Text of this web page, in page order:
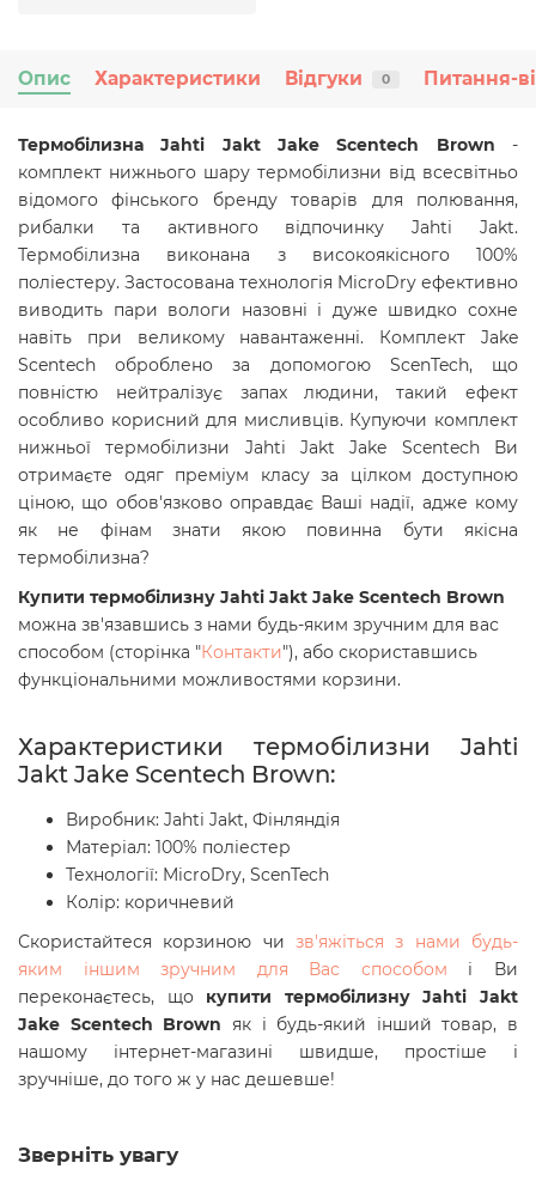
Опис Характеристики Відгуки 0 Питання-
Термобілизна Jahti Jakt Jake Scentech Brown -
комплект нижнього шару термобілизни від всесвітньо
відомого фінського бренду товарів для полювання,
рибалки та активного відпочинку Jahti Jakt.
Термобілизна виконана з високоякісного 100%
поліестеру. Застосована технологія MicroDry ефективно
виводить пари вологи назовні і дуже швидко сохне
навіть при великому навантаженні. Комплект Jake
Scentech оброблено за допомогою ScenTech, що
повністю нейтралізує запах людини, такий ефект
особливо корисний для мисливців. Купуючи комплект
нижньої термобілизни Jahti Jakt Jake Scentech Ви
отримаєте одяг преміум класу за цілком доступною
ціною, що обов'язково оправдає Ваші надії, адже кому
як не фінам знати якою повинна бути якісна
термобілизна?
Купити термобілизну Jahti Jakt Jake Scentech Brown
можна зв'язавшись з нами будь-яким зручним для вас
способом (сторінка "Контакти"), або скориставшись
функціональними можливостями корзини.
Характеристики термобілизни Jahti
Jakt Jake Scentech Brown:
Виробник: Jahti Jakt, Фінляндія
Матеріал: 100% поліестер
Технології: MicroDry, ScenTech
Колір: коричневий
Скористайтеся корзиною чи зв'яжіться з нами будь-
яким іншим зручним для Вас способом і Ви
переконаєтесь, що купити термобілизну Jahti Jakt
Jake Scentech Brown як і будь-який інший товар, в
нашому інтернет-магазині швидше, простіше і
зручніше, до того ж у нас дешевше!
Зверніть увагу